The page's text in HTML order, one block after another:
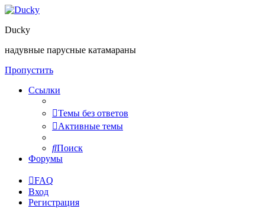
Ducky
надувные парусные катамараны
Пропустить
Ссылки
Темы без ответов
Активные темы
Поиск
Форумы
FAQ
Вход
Регистрация